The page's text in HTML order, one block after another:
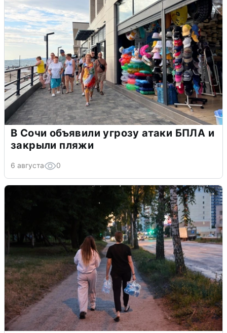
В Сочи объявили угрозу атаки БПЛА и
закрыли пляжи
6 августа 0